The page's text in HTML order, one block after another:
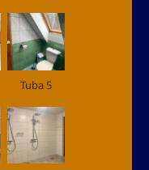
Tuba 5